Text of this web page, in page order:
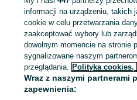
Zaloguj się / Załóż konto
informacji na urządzeniu, takich
cookie w celu przetwarzania
zaakceptować wybory lub
dowolnym momencie na stronie
sygnalizowane naszym
przeglądania. Polityka cookies,
Wraz z naszymi partnerami
zapewnienia: